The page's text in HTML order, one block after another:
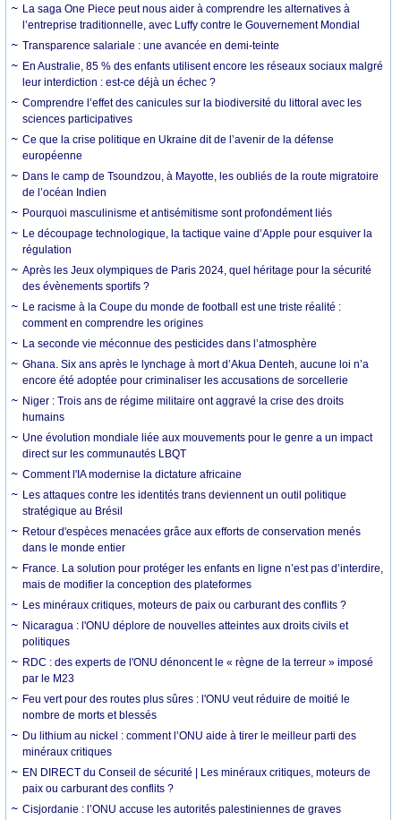
La saga One Piece peut nous aider à comprendre les alternatives à
l’entreprise traditionnelle, avec Luffy contre le Gouvernement Mondial
Transparence salariale : une avancée en demi-teinte
En Australie, 85 % des enfants utilisent encore les réseaux sociaux malgré
leur interdiction : est-ce déjà un échec ?
Comprendre l’effet des canicules sur la biodiversité du littoral avec les
sciences participatives
Ce que la crise politique en Ukraine dit de l’avenir de la défense
européenne
Dans le camp de Tsoundzou, à Mayotte, les oubliés de la route migratoire
de l’océan Indien
Pourquoi masculinisme et antisémitisme sont profondément liés
Le découpage technologique, la tactique vaine d’Apple pour esquiver la
régulation
Après les Jeux olympiques de Paris 2024, quel héritage pour la sécurité
des évènements sportifs ?
Le racisme à la Coupe du monde de football est une triste réalité :
comment en comprendre les origines
La seconde vie méconnue des pesticides dans l’atmosphère
Ghana. Six ans après le lynchage à mort d’Akua Denteh, aucune loi n’a
encore été adoptée pour criminaliser les accusations de sorcellerie
Niger : Trois ans de régime militaire ont aggravé la crise des droits
humains
Une évolution mondiale liée aux mouvements pour le genre a un impact
direct sur les communautés LBQT
Comment l'IA modernise la dictature africaine
Les attaques contre les identités trans deviennent un outil politique
stratégique au Brésil
Retour d'espèces menacées grâce aux efforts de conservation menés
dans le monde entier
France. La solution pour protéger les enfants en ligne n’est pas d’interdire,
mais de modifier la conception des plateformes
Les minéraux critiques, moteurs de paix ou carburant des conflits ?
Nicaragua : l'ONU déplore de nouvelles atteintes aux droits civils et
politiques
RDC : des experts de l'ONU dénoncent le « règne de la terreur » imposé
par le M23
Feu vert pour des routes plus sûres : l'ONU veut réduire de moitié le
nombre de morts et blessés
Du lithium au nickel : comment l’ONU aide à tirer le meilleur parti des
minéraux critiques
EN DIRECT du Conseil de sécurité | Les minéraux critiques, moteurs de
paix ou carburant des conflits ?
Cisjordanie : l’ONU accuse les autorités palestiniennes de graves